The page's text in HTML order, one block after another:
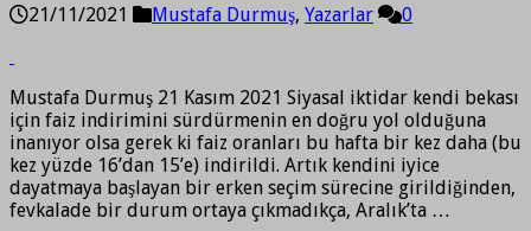
21/11/2021 Mustafa Durmuş, Yazarlar 0
Mustafa Durmuş 21 Kasım 2021 Siyasal iktidar kendi bekası
için faiz indirimini sürdürmenin en doğru yol olduğuna
inanıyor olsa gerek ki faiz oranları bu hafta bir kez daha (bu
kez yüzde 16’dan 15’e) indirildi. Artık kendini iyice
dayatmaya başlayan bir erken seçim sürecine girildiğinden,
fevkalade bir durum ortaya çıkmadıkça, Aralık’ta …